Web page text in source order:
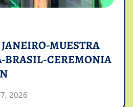
MUESTRA
BRASIL-CEREMONIA
2026